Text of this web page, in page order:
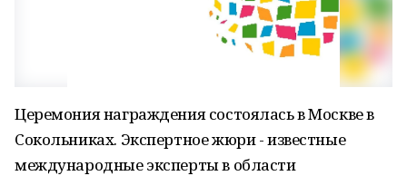
Церемония награждения состоялась в Москве в
Сокольниках. Экспертное жюри - известные
международные эксперты в области